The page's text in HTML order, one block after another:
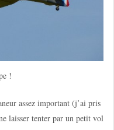
!
assez important (j’ai pris
laisser tenter par un petit vol